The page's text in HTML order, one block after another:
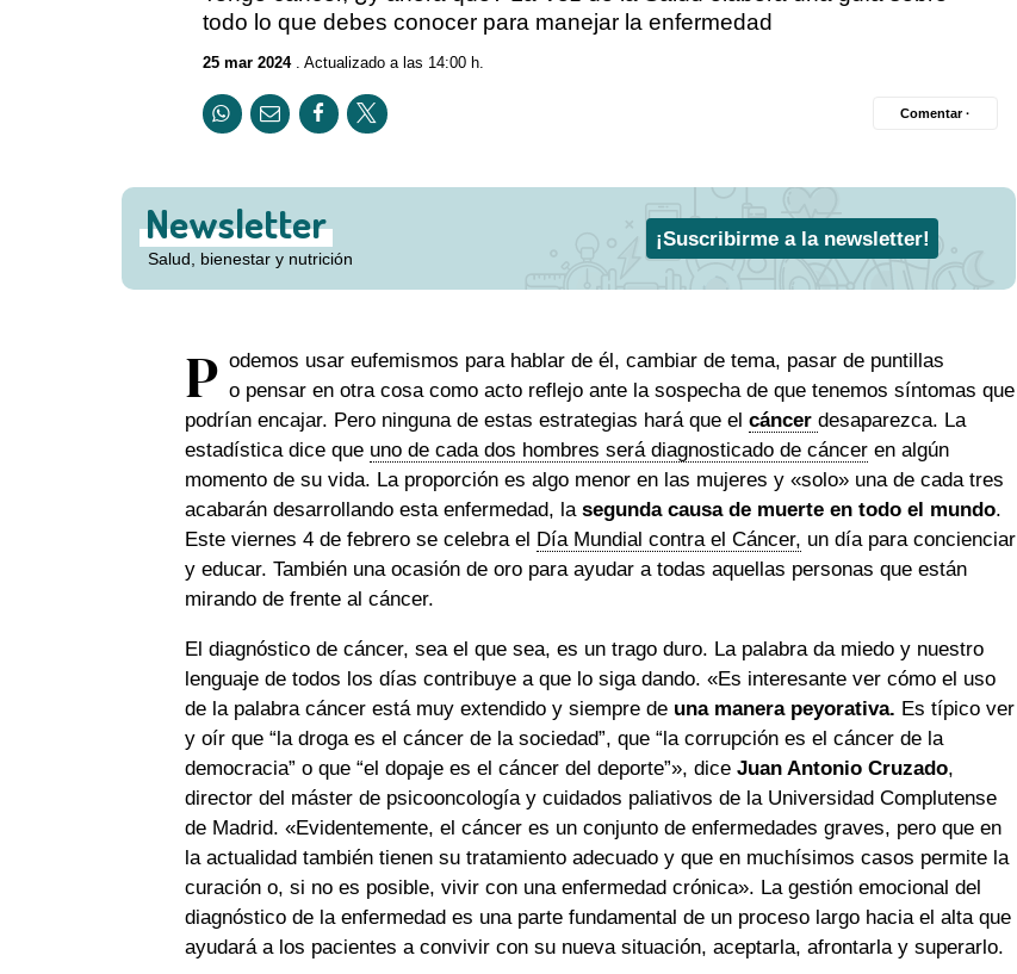
todo lo que debes conocer para manejar la enfermedad
25 mar 2024. Actualizado a las 14:00 h.
Comentar ·
Newsletter
Salud, bienestar y nutrición
¡Suscribirme a la newsletter!
P odemos usar eufemismos para hablar de él, cambiar de tema, pasar de puntillas
o pensar en otra cosa como acto reflejo ante la sospecha de que tenemos síntomas que
podrían encajar. Pero ninguna de estas estrategias hará que el cáncer desaparezca. La
estadística dice que uno de cada dos hombres será diagnosticado de cánceren algún
momento de su vida. La proporción es algo menor en las mujeres y «solo» una de cada tres
acabarán desarrollando esta enfermedad, la segunda causa de muerte en todo el mundo.
Este viernes 4 de febrero se celebra el Día Mundial contra el Cáncer, un día para concienciar
y educar. También una ocasión de oro para ayudar a todas aquellas personas que están
mirando de frente al cáncer.
El diagnóstico de cáncer, sea el que sea, es un trago duro. La palabra da miedo y nuestro
lenguaje de todos los días contribuye a que lo siga dando. «Es interesante ver cómo el uso
de la palabra cáncer está muy extendido y siempre deuna manera peyorativa. Es típico ver
y oír que “la droga es el cáncer de la sociedad”, que “la corrupción es el cáncer de la
democracia” o que “el dopaje es el cáncer del deporte”», dice Juan Antonio Cruzado,
director del máster de psicooncología y cuidados paliativos de la Universidad Complutense
de Madrid. «Evidentemente, el cáncer es un conjunto de enfermedades graves, pero que en
la actualidad también tienen su tratamiento adecuado y que en muchísimos casos permite la
curación o, si no es posible, vivir con una enfermedad crónica». La gestión emocional del
diagnóstico de la enfermedad es una parte fundamental de un proceso largo hacia el alta que
ayudará a los pacientes a convivir con su nueva situación, aceptarla, afrontarla y superarlo.